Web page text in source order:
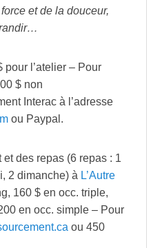
et de la douceur,
pour l’atelier – Pour
$ non
Interac à l’adresse
ou Paypal.
et des repas (6 repas : 1
2 dimanche) à L’Autre
160 $ en occ. triple,
en occ. simple – Pour
ou 450